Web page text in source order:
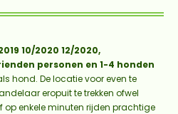
10/2020 12/2020,
personen en 1-4 honden
hond. De locatie voor even te
eropuit te trekken ofwel
op enkele minuten rijden prachtige